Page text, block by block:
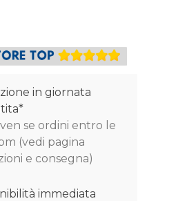
in giornata
se ordini entro le
(vedi pagina
e consegna)
immediata